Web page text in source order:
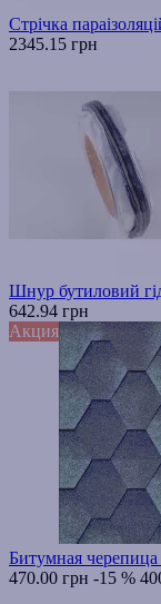
Стрічка
2345.15 грн
Шнур бутиловий
642.94 грн
Акция
Битумная
470.00 грн -15 %